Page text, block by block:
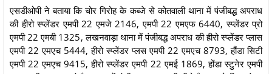
एसडीओपी ने बताया कि चोर गिरोह के कब्जे से कोतवाली थाना में पंजीबद्ध अपराध
की हीरो स्प्लेंडर एमपी 22 एमजे 2146, एमपी 22 एमएफ 6440, स्प्लेंडर प्रो
एमपी 22 एमबी 1325, लखनवाड़ा थाना में पंजीबद्ध अपराध की हीरो स्प्लेंडर प्लास
एमपी 22 एमएच 5444, हीरो स्प्लेंडर प्लस एमपी 22 एमएच 8793, हौंडा सिटी
एमपी 22 एमएच 9415, हीरो स्प्लेंडर एमपी 22 एमई 1869, होंडा स्टुनेर एमपी